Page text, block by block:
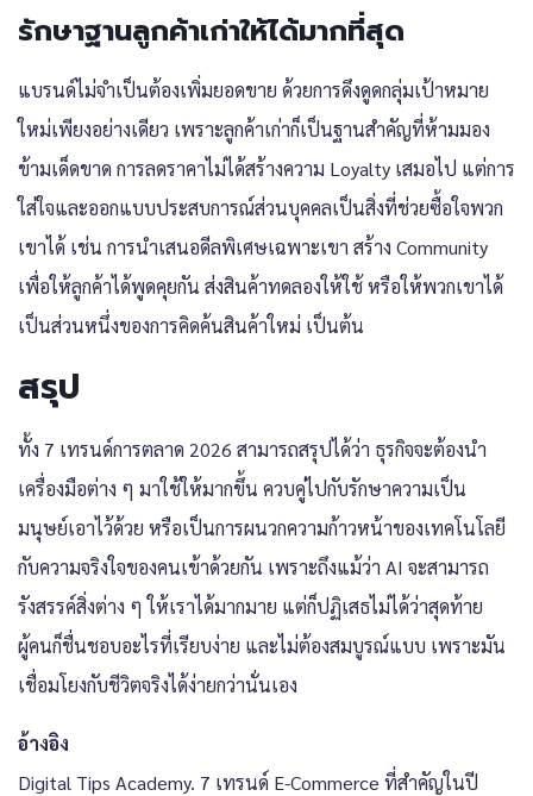
รักษาฐานลูกค้าเก่าให้ได้มากที่สุด
แบรนด์ไม่จำเป็นต้องเพิ่มยอดขาย ด้วยการดึงดูดกลุ่มเป้าหมาย
ใหม่เพียงอย่างเดียว เพราะลูกค้าเก่าก็เป็นฐานสำคัญที่ห้ามมอง
ข้ามเด็ดขาด การลดราคาไม่ได้สร้างความ Loyalty เสมอไป แต่การ
ใส่ใจและออกแบบประสบการณ์ส่วนบุคคลเป็นสิ่งที่ช่วยซื้อใจพวก
เขาได้ เช่น การนำเสนอดีลพิเศษเฉพาะเขา สร้าง Community
เพื่อให้ลูกค้าได้พูดคุยกัน ส่งสินค้าทดลองให้ใช้ หรือให้พวกเขาได้
เป็นส่วนหนึ่งของการคิดค้นสินค้าใหม่ เป็นต้น
สรุป
ทั้ง 7 เทรนด์การตลาด 2026 สามารถสรุปได้ว่า ธุรกิจจะต้องนำ
เครื่องมือต่าง ๆ มาใช้ให้มากขึ้น ควบคู่ไปกับรักษาความเป็น
มนุษย์เอาไว้ด้วย หรือเป็นการผนวกความก้าวหน้าของเทคโนโลยี
กับความจริงใจของคนเข้าด้วยกัน เพราะถึงแม้ว่า AI จะสามารถ
รังสรรค์สิ่งต่าง ๆ ให้เราได้มากมาย แต่ก็ปฏิเสธไม่ได้ว่าสุดท้าย
ผู้คนก็ชื่นชอบอะไรที่เรียบง่าย และไม่ต้องสมบูรณ์แบบ เพราะมัน
เชื่อมโยงกับชีวิตจริงได้ง่ายกว่านั่นเอง
อ้างอิง
Digital Tips Academy. 7 เทรนด์ E-Commerce ที่สำคัญในปี